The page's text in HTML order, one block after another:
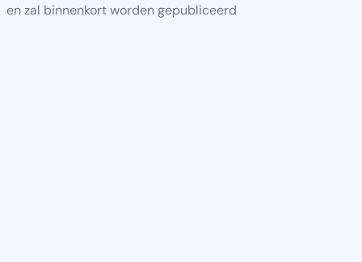
en zal binnenkort worden gepubliceerd